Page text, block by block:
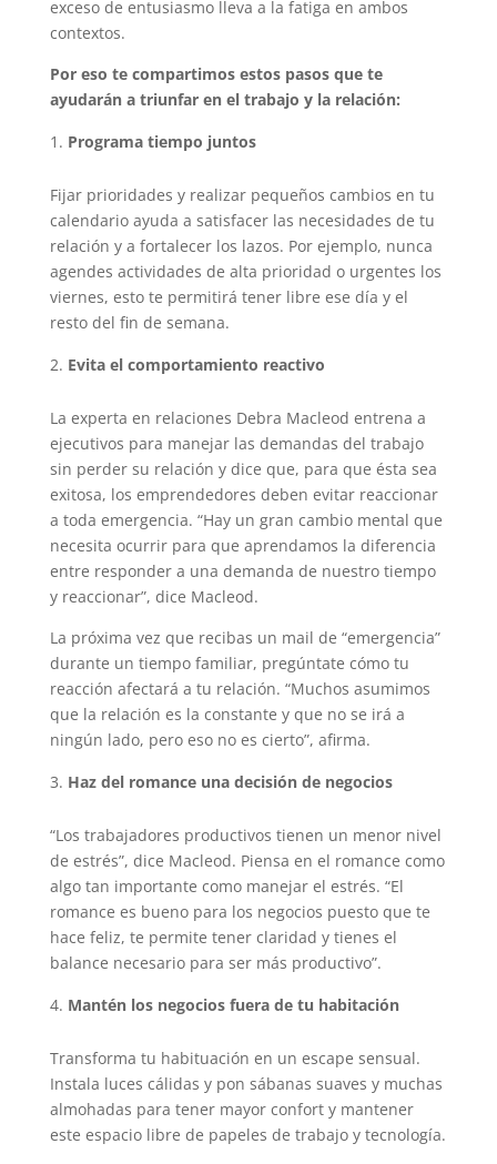
exceso de entusiasmo lleva a la fatiga en ambos
contextos.
Por eso te compartimos estos pasos que te
ayudarán a triunfar en el trabajo y la relación:
Programa tiempo juntos
Fijar prioridades y realizar pequeños cambios en tu
calendario ayuda a satisfacer las necesidades de tu
relación y a fortalecer los lazos. Por ejemplo, nunca
agendes actividades de alta prioridad o urgentes los
viernes, esto te permitirá tener libre ese día y el
resto del fin de semana.
Evita el comportamiento reactivo
La experta en relaciones Debra Macleod entrena a
ejecutivos para manejar las demandas del trabajo
sin perder su relación y dice que, para que ésta sea
exitosa, los emprendedores deben evitar reaccionar
a toda emergencia. “Hay un gran cambio mental que
necesita ocurrir para que aprendamos la diferencia
entre responder a una demanda de nuestro tiempo
y reaccionar”, dice Macleod.
La próxima vez que recibas un mail de “emergencia”
durante un tiempo familiar, pregúntate cómo tu
reacción afectará a tu relación. “Muchos asumimos
que la relación es la constante y que no se irá a
ningún lado, pero eso no es cierto”, afirma.
Haz del romance una decisión de negocios
“Los trabajadores productivos tienen un menor nivel
de estrés”, dice Macleod. Piensa en el romance como
algo tan importante como manejar el estrés. “El
romance es bueno para los negocios puesto que te
hace feliz, te permite tener claridad y tienes el
balance necesario para ser más productivo”.
Mantén los negocios fuera de tu habitación
Transforma tu habituación en un escape sensual.
Instala luces cálidas y pon sábanas suaves y muchas
almohadas para tener mayor confort y mantener
este espacio libre de papeles de trabajo y tecnología.